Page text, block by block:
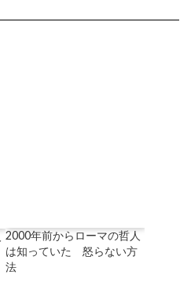
2000年前からローマの哲人
は知っていた 怒らない方
法